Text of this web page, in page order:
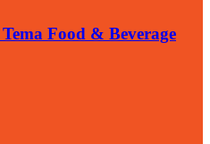
Food & Beverage